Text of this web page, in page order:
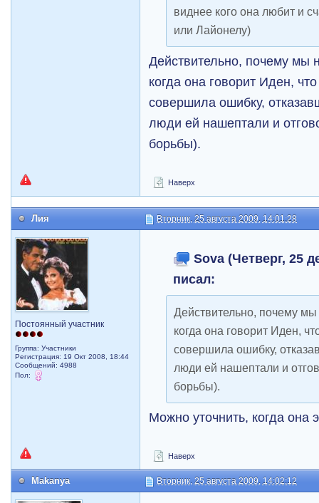
виднее кого она любит и
или Лайонелу)
Действительно, почему
когда она говорит Иден,
совершила ошибку,
люди ей нашептали и
борьбы).
Наверх
Лия Вторник, 25 августа 2009, 14:01:28
Постоянный участник
Группа: Участники
Регистрация: 19 Окт 2008, 18:44
Сообщений: 4988
Пол:
Sova (Четверг, 25
писал:
Действительно, почему
когда она говорит Иден,
совершила ошибку,
люди ей нашептали и
борьбы).
Можно уточнить, когда она
Наверх
Makanya Вторник, 25 августа 2009, 14:02:12